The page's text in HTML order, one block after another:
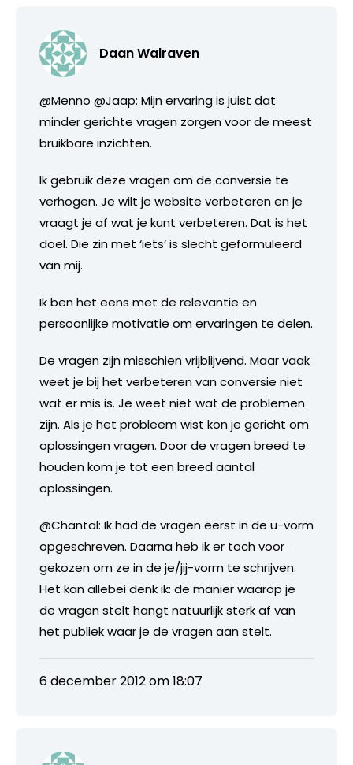
Daan Walraven
@Menno @Jaap: Mijn ervaring is juist dat
minder gerichte vragen zorgen voor de meest
bruikbare inzichten.
Ik gebruik deze vragen om de conversie te
verhogen. Je wilt je website verbeteren en je
vraagt je af wat je kunt verbeteren. Dat is het
doel. Die zin met ‘iets’ is slecht geformuleerd
van mij.
Ik ben het eens met de relevantie en
persoonlijke motivatie om ervaringen te delen.
De vragen zijn misschien vrijblijvend. Maar vaak
weet je bij het verbeteren van conversie niet
wat er mis is. Je weet niet wat de problemen
zijn. Als je het probleem wist kon je gericht om
oplossingen vragen. Door de vragen breed te
houden kom je tot een breed aantal
oplossingen.
@Chantal: Ik had de vragen eerst in de u-vorm
opgeschreven. Daarna heb ik er toch voor
gekozen om ze in de je/jij-vorm te schrijven.
Het kan allebei denk ik: de manier waarop je
de vragen stelt hangt natuurlijk sterk af van
het publiek waar je de vragen aan stelt.
6 december 2012 om 18:07